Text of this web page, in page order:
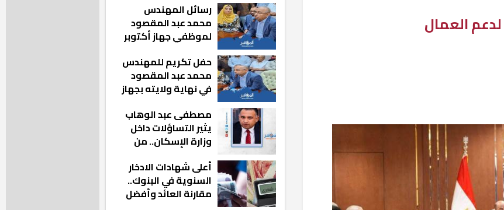
رسائل المهندس
محمد عبد المقصود
لموظفي جهاز أكتوبر
مشيت والمدينة
رجعت للخلف»
حفل تكريم للمهندس
محمد عبد المقصود
في نهاية ولايته بجهاز
مصطفى عبد الوهاب
يثير التساؤلات داخل
وزارة الإسكان.. من
المناصب؟
أعلى شهادات الادخار
السنوية في البنوك..
مقارنة العائد وأفضل